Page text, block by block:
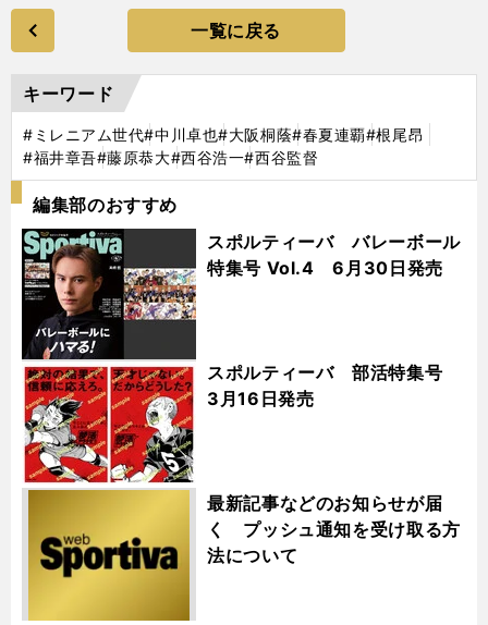
一覧に戻る
キーワード
#ミレニアム世代#中川卓也#大阪桐蔭#春夏連覇#根尾昂
#福井章吾#藤原恭大#西谷浩一#西谷監督
編集部のおすすめ
スポルティーバ バレーボール
特集号 Vol.4 6月30日発売
スポルティーバ 部活特集号
3月16日発売
最新記事などのお知らせが届
く プッシュ通知を受け取る方
法について